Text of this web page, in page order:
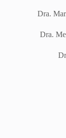
Dra.
Dra.